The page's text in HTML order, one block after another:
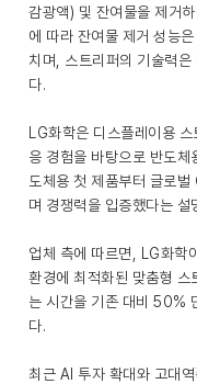
감광액) 및 잔여물을 제거
에 따라 잔여물 제거 성능
치며, 스트리퍼의 기술력
다.
LG화학은 디스플레이용
응 경험을 바탕으로 반도
도체용 첫 제품부터 글로
며 경쟁력을 입증했다는 설
업체 측에 따르면, LG화학
환경에 최적화된 맞춤형 스
는 시간을 기존 대비 50%
다.
최근 AI 투자 확대와 고대